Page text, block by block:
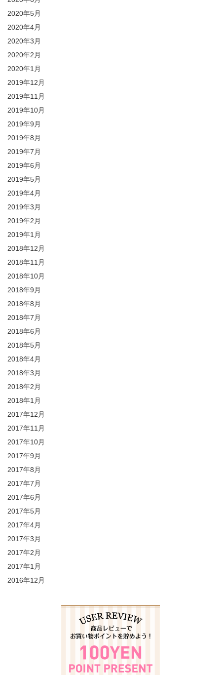
2020年5月
2020年4月
2020年3月
2020年2月
2020年1月
2019年12月
2019年11月
2019年10月
2019年9月
2019年8月
2019年7月
2019年6月
2019年5月
2019年4月
2019年3月
2019年2月
2019年1月
2018年12月
2018年11月
2018年10月
2018年9月
2018年8月
2018年7月
2018年6月
2018年5月
2018年4月
2018年3月
2018年2月
2018年1月
2017年12月
2017年11月
2017年10月
2017年9月
2017年8月
2017年7月
2017年6月
2017年5月
2017年4月
2017年3月
2017年2月
2017年1月
2016年12月